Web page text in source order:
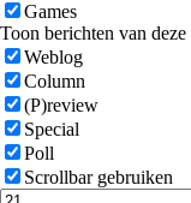
Games
Toon berichten van deze
Weblog
Column
(P)review
Special
Poll
Scrollbar gebruiken